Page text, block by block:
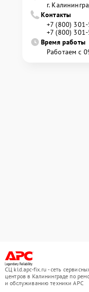
г.
Контакты
+7 (800)
+7 (800)
Время работы
Работаем с
СЦ kld.apc-fix.ru - сеть
центров в Калининграде по
и обслуживанию техники APC